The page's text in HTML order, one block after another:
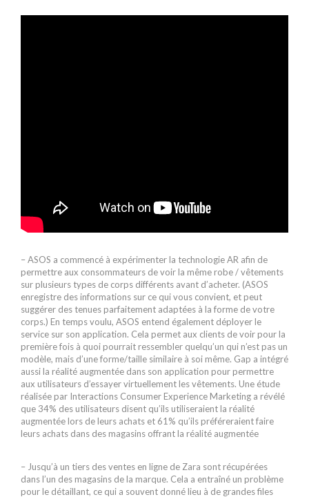
– ASOS a commencé à expérimenter la technologie AR afin de
permettre aux consommateurs de voir la même robe / vêtements
sur plusieurs types de corps différents avant d’acheter. (ASOS
enregistre des informations sur ce qui vous convient, et peut
suggérer des tenues parfaitement adaptées à la forme de votre
corps.) En temps voulu, ASOS entend également déployer le
service sur son application. Cela permet aux clients de voir pour la
première fois à quoi pourrait ressembler quelqu’un qui n’est pas un
modèle, mais d’une forme/taille similaire à soi même. Gap a intégré
aussi la réalité augmentée dans son application pour permettre
aux utilisateurs d’essayer virtuellement les vêtements. Une étude
réalisée par Interactions Consumer Experience Marketing a révélé
que 34% des utilisateurs disent qu’ils utiliseraient la réalité
augmentée lors de leurs achats et 61% qu’ils préféreraient faire
leurs achats dans des magasins offrant la réalité augmentée
– Jusqu’à un tiers des ventes en ligne de Zara sont récupérées
dans l’un des magasins de la marque. Cela a entraîné un problème
pour le détaillant, ce qui a souvent donné lieu à de grandes files